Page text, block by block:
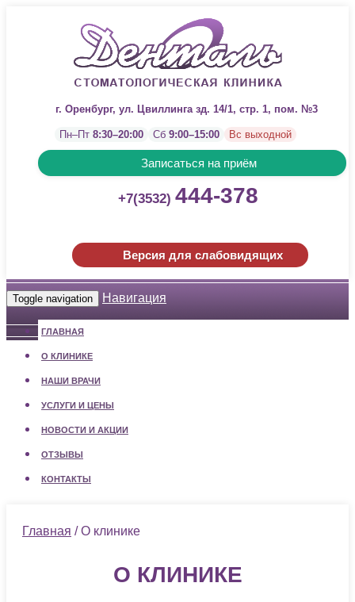
г. Оренбург, ул. Цвиллинга зд. 14/1, стр. 1, пом. №3
Пн–Пт 8:30–20:00 Сб 9:00–15:00 Вс выходной
Записаться на приём
+7(3532) 444-378
Версия для слабовидящих
Toggle navigation Навигация
ГЛАВНАЯ
О КЛИНИКЕ
НАШИ ВРАЧИ
УСЛУГИ И ЦЕНЫ
НОВОСТИ И АКЦИИ
ОТЗЫВЫ
КОНТАКТЫ
Главная / О клинике
О КЛИНИКЕ